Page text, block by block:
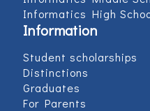
Informatics High
Information
Student scholarships
Distinctions
Graduates
For Parents